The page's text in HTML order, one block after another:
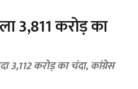
3,811 करोड़ का
3,112 करोड़ का चंदा, कांग्रेस